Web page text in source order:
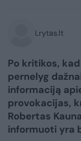
Lrytas.lt
Po kritikos,
pernelyg
informaciją
provokacijas,
Robertas
informuoti yra